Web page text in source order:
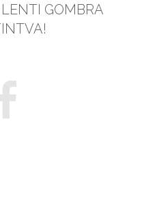
LENTI GOMBRA